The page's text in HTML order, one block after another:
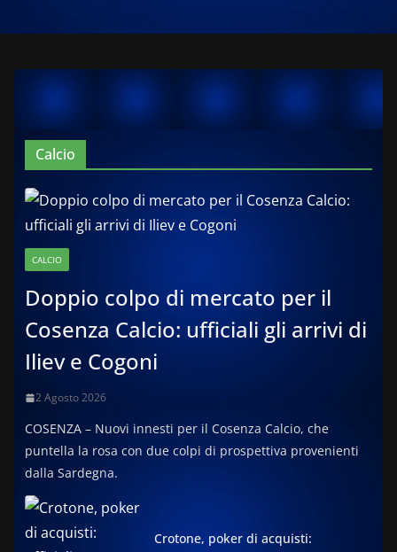
Calcio
CALCIO
Doppio colpo di mercato per il
Cosenza Calcio: ufficiali gli arrivi di
Iliev e Cogoni
2 Agosto 2026
COSENZA – Nuovi innesti per il Cosenza Calcio, che
puntella la rosa con due colpi di prospettiva provenienti
dalla Sardegna.
Crotone, poker di acquisti: